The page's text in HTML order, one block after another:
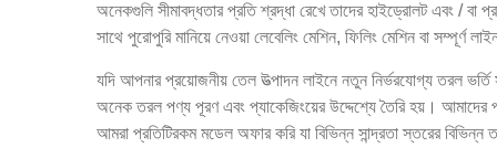
অনেকগুলি সীমাবদ্ধতার প্রতি শ্রদ্ধা রেখে তাদের হাইড্রোলট এবং / বা
সাথে পুরোপুরি মানিয়ে নেওয়া লেবেলিং মেশিন, ফিলিং মেশিন বা সম্পূর্ণ
যদি আপনার প্রয়োজনীয় তেল উত্পাদন লাইনে নতুন নির্ভরযোগ্য তরল
অনেক তরল পণ্য পূরণ এবং প্যাকেজিংয়ের উদ্দেশ্যে তৈরি হয়। আমাদের
আমরা প্রতিটিরকম মডেল অফার করি যা বিভিন্ন সান্দ্রতা স্তরের